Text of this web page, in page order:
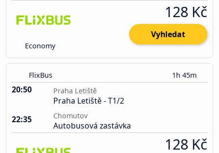
Economy
128 Kč
Vyhledat
FlixBus 1h 45m
20:50 Praha Letiště
Praha Letiště - T1/2
22:35
Chomutov
Autobusová zastávka
128 Kč